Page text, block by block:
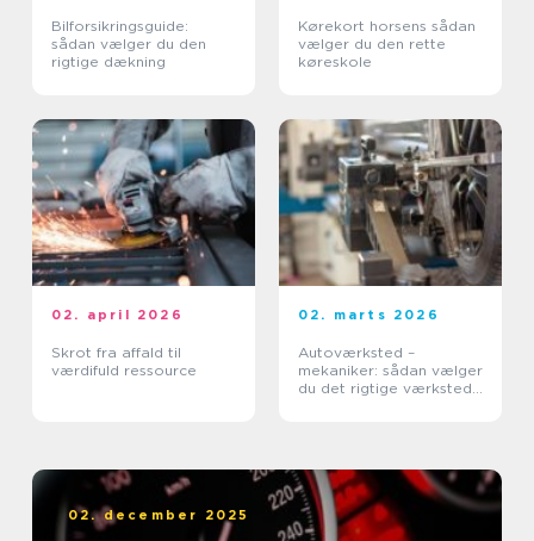
Bilforsikringsguide:
sådan vælger du den
rigtige dækning
Kørekort horsens sådan
vælger du den rette
køreskole
02. april 2026
Skrot fra affald til
værdifuld ressource
02. marts 2026
Autoværksted –
mekaniker: sådan vælger
du det rigtige værksted
02. december 2025